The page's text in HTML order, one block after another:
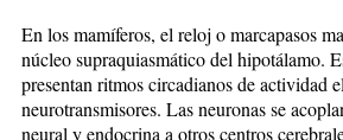
En los mamíferos, el reloj o marcapasos
núcleo supraquiasmático del hipotálamo.
presentan ritmos circadianos de actividad
neurotransmisores. Las neuronas se
neural y endocrina a otros centros